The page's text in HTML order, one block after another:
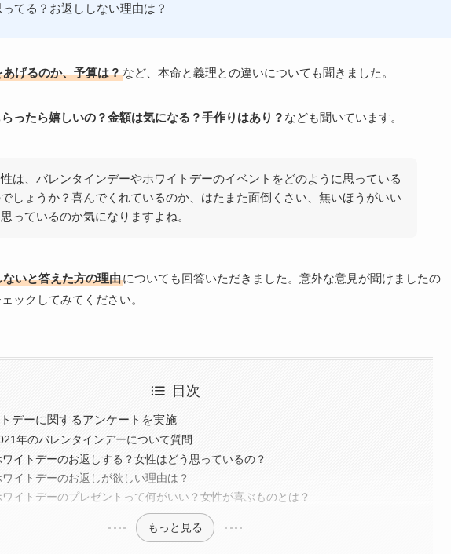
てる？お返ししない理由は？
げるのか、予算は？など、本命と義理との違いについても聞きました。
ったら嬉しいの？金額は気になる？手作りはあり？ なども聞いています。
は、バレンタインデーやホワイトデーのイベントをどのように思っている
しょうか？喜んでくれているのか、はたまた面倒くさい、無いほうがいい
っているのか気になりますよね。
ないと答えた方の理由についても回答いただきました。意外な意見が聞けましたの
ックしてみてください。
目次
デーに関するアンケートを実施
年のバレンタインデーについて質問
ワイトデーのお返しする？女性はどう思っているの？
ワイトデーのお返しが欲しい理由は？
ワイトデーのプレゼントって何がいい？女性が喜ぶものとは？
もっと見る